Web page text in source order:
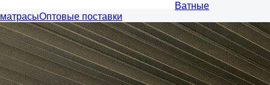
Ватные
матрасыОптовые поставки